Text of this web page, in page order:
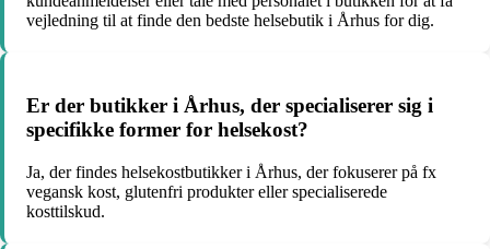
vejledning til at finde den bedste helsebutik i Århus for dig.
Er der butikker i Århus, der specialiserer sig i
specifikke former for helsekost?
Ja, der findes helsekostbutikker i Århus, der fokuserer på fx
vegansk kost, glutenfri produkter eller specialiserede
kosttilskud.